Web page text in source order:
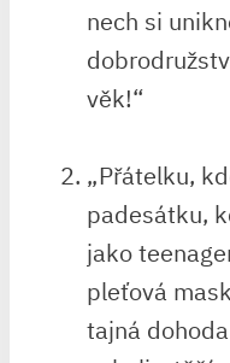
nech si
věk!“
„Přátelku,
padesátku,
jako
pleťová
tajná